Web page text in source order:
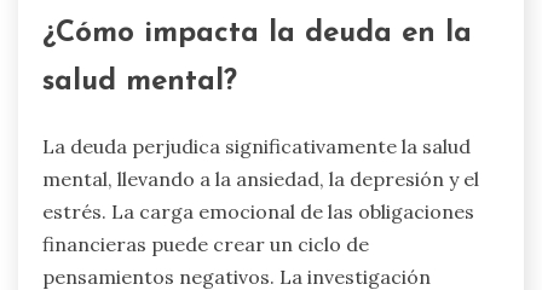
¿Cómo impacta la deuda en la
salud mental?
La deuda perjudica significativamente la salud
mental, llevando a la ansiedad, la depresión y el
estrés. La carga emocional de las obligaciones
financieras puede crear un ciclo de
pensamientos negativos. La investigación